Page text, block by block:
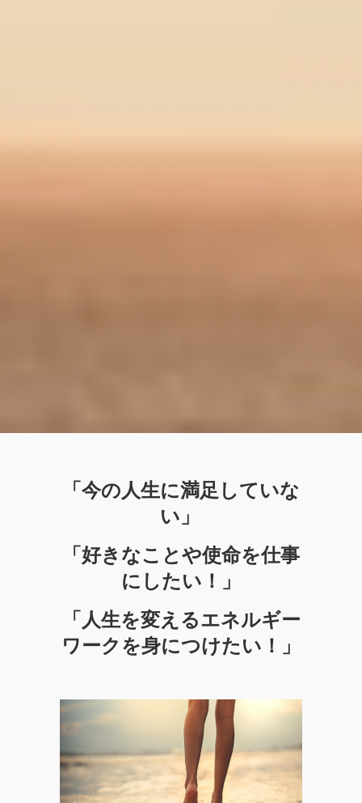
「今の人生に満足していな
い」
「好きなことや使命を仕事
にしたい！」
「人生を変えるエネルギー
ワークを身につけたい！」